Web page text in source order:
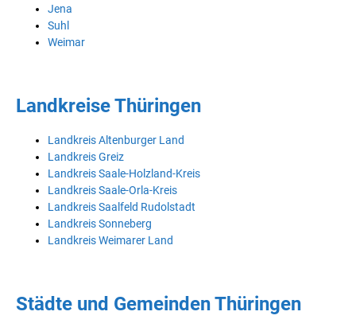
Jena
Suhl
Weimar
Landkreise Thüringen
Landkreis Altenburger Land
Landkreis Greiz
Landkreis Saale-Holzland-Kreis
Landkreis Saale-Orla-Kreis
Landkreis Saalfeld Rudolstadt
Landkreis Sonneberg
Landkreis Weimarer Land
Städte und Gemeinden Thüringen